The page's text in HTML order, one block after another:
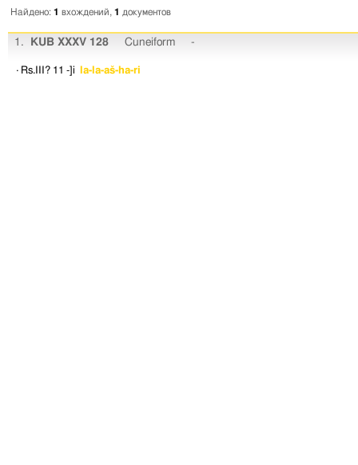
Найдено: 1 вхождений, 1 документов
1. KUB XXXV 128 Cuneiform -
· Rs.III? 11 -]i la-la-aš-ha-ri